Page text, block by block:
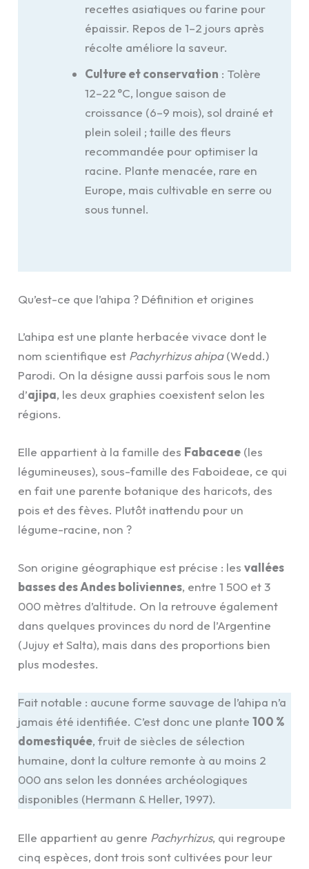
recettes asiatiques ou farine pour
épaissir. Repos de 1–2 jours après
récolte améliore la saveur.
Culture et conservation : Tolère
12–22 °C, longue saison de
croissance (6–9 mois), sol drainé et
plein soleil ; taille des fleurs
recommandée pour optimiser la
racine. Plante menacée, rare en
Europe, mais cultivable en serre ou
sous tunnel.
Qu’est-ce que l’ahipa ? Définition et origines
L’ahipa est une plante herbacée vivace dont le
nom scientifique est Pachyrhizus ahipa(Wedd.)
Parodi. On la désigne aussi parfois sous le nom
d’ajipa, les deux graphies coexistent selon les
régions.
Elle appartient à la famille des Fabaceae (les
légumineuses), sous-famille des Faboideae, ce qui
en fait une parente botanique des haricots, des
pois et des fèves. Plutôt inattendu pour un
légume-racine, non ?
Son origine géographique est précise : lesvallées
basses des Andes boliviennes, entre 1 500 et 3
000 mètres d’altitude. On la retrouve également
dans quelques provinces du nord de l’Argentine
(Jujuy et Salta), mais dans des proportions bien
plus modestes.
Fait notable : aucune forme sauvage de l’ahipa n’a
jamais été identifiée. C’est donc une plante100 %
domestiquée, fruit de siècles de sélection
humaine, dont la culture remonte à au moins 2
000 ans selon les données archéologiques
disponibles (Hermann & Heller, 1997).
Elle appartient au genre Pachyrhizus, qui regroupe
cinq espèces, dont trois sont cultivées pour leur